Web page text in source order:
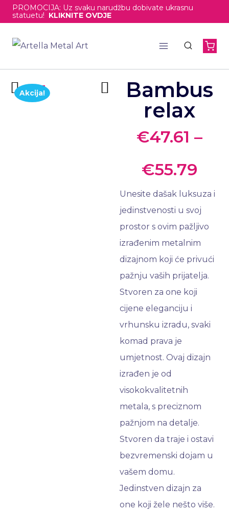
PROMOCIJA: Uz svaku narudžbu dobivate ukrasnu
statuetu! KLIKNITE OVDJE
Akcija!
Bambus
relax
€47.61 –
€55.79
Unesite dašak luksuza i
jedinstvenosti u svoj
prostor s ovim pažljivo
izrađenim metalnim
dizajnom koji će privući
pažnju vaših prijatelja.
Stvoren za one koji
cijene eleganciju i
vrhunsku izradu, svaki
komad prava je
umjetnost. Ovaj dizajn
izrađen je od
visokokvalitetnih
metala, s preciznom
pažnjom na detalje.
Stvoren da traje i ostavi
bezvremenski dojam u
vašem domu.
Jedinstven dizajn za
one koji žele nešto više.